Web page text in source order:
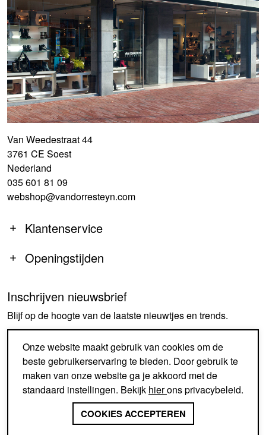
Van Weedestraat 44
3761 CE Soest
Nederland
035 601 81 09
webshop@vandorresteyn.com
Klantenservice
Openingstijden
MA
14:00-18:00
DI-DO
09:30-18:00
ZA
09:30-17:00
ZO
GESLOTEN
Inschrijven nieuwsbrief
Blijf op de hoogte van de laatste nieuwtjes en trends.
AANMELDEN
SINDS 1926 EEN BEGRIP IN
SCHOENEN EN ACCESSOIRES
Onze website maakt gebruik van cookies om de
beste gebruikerservaring te bieden. Door gebruik te
maken van onze website ga je akkoord met de
standaard instellingen. Bekijk hierons privacybeleid.